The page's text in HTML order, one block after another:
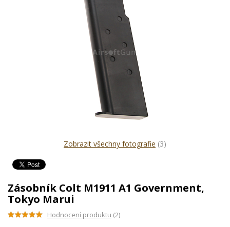
Zobrazit všechny fotografie (3)
Zásobník Colt M1911 A1 Government,
Tokyo Marui
Hodnocení produktu (2)